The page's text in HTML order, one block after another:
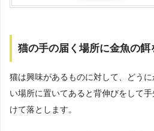
猫の手の届く場所に金魚の餌
猫は興味があるものに対して、どう
い場所に置いてあると背伸びをして
けて落とします。